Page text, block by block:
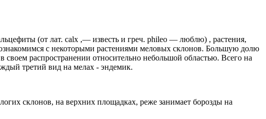
(от лат. calx ,— известь и греч. phileo — люблю) , растения,
с некоторыми растениями меловых склонов. Большую долю
распространении относительно небольшой областью. Всего на
третий вид на мелах - эндемик.
склонов, на верхних площадках, реже занимает борозды на